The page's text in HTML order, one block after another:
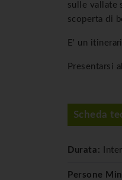
sulle vallate
scoperta di
E' un
Presentarsi
Scheda
Durata:
Persone